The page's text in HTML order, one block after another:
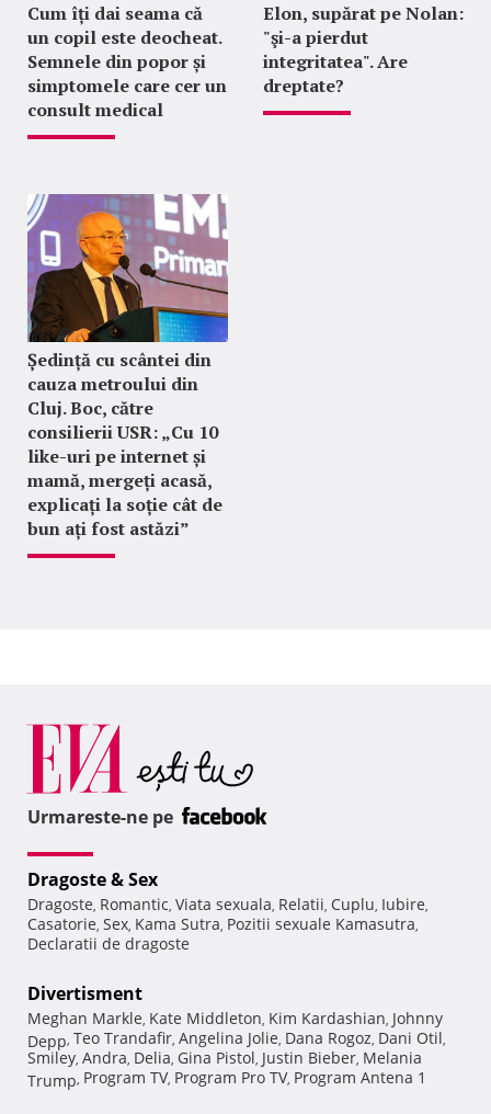
Cum îți dai seama că
un copil este deocheat.
Semnele din popor și
simptomele care cer un
consult medical
Elon, supărat pe Nolan:
"şi-a pierdut
integritatea". Are
dreptate?
Ședință cu scântei din
cauza metroului din
Cluj. Boc, către
consilierii USR: „Cu 10
like-uri pe internet și
mamă, mergeți acasă,
explicați la soție cât de
bun ați fost astăzi”
Urmareste-ne pe
Dragoste & Sex
Dragoste, Romantic, Viata sexuala, Relatii, Cuplu, Iubire,
Casatorie, Sex, Kama Sutra, Pozitii sexuale Kamasutra,
Declaratii de dragoste
Divertisment
Meghan Markle, Kate Middleton, Kim Kardashian, Johnny
Depp, Teo Trandafir, Angelina Jolie, Dana Rogoz, Dani Otil,
Smiley, Andra, Delia, Gina Pistol, Justin Bieber, Melania
Trump, Program TV, Program Pro TV, Program Antena 1